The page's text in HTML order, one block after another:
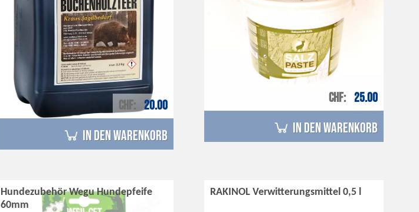
CHF 20.00
in den Warenkorb
CHF 25.00
in den Warenkorb
Hundezubehör Wegu Hundepfeife
60mm
RAKINOL Verwitterungsmittel 0,5 l